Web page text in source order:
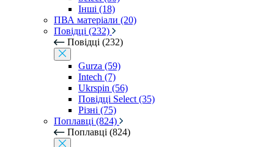
Інші (18)
ПВА матеріали (20)
Повідці (232)
Повідці (232)
Gurza (59)
Intech (7)
Ukrspin (56)
Повідці Select (35)
Різні (75)
Поплавці (824)
Поплавці (824)